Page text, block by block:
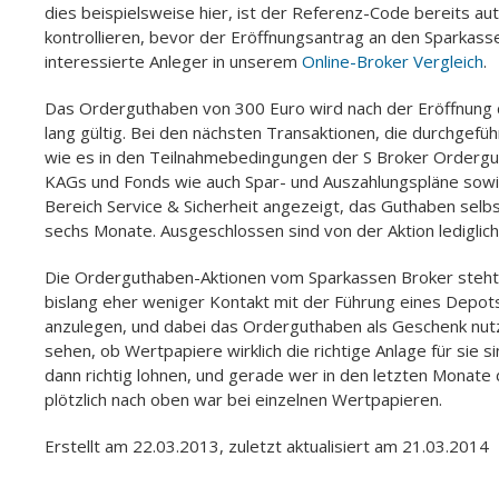
dies beispielsweise hier, ist der Referenz-Code bereits
kontrollieren, bevor der Eröffnungsantrag an den
interessierte Anleger in unserem Online-Broker Vergleich.
Das Orderguthaben von 300 Euro wird nach der
lang gültig. Bei den nächsten Transaktionen, die
wie es in den Teilnahmebedingungen der S Broker
KAGs und Fonds wie auch Spar- und Auszahlungspläne
Bereich Service & Sicherheit angezeigt, das Guthaben
sechs Monate. Ausgeschlossen sind von der Aktion
Die Orderguthaben-Aktionen vom Sparkassen Broker
bislang eher weniger Kontakt mit der Führung eines
anzulegen, und dabei das Orderguthaben als Geschenk
sehen, ob Wertpapiere wirklich die richtige Anlage für sie
dann richtig lohnen, und gerade wer in den letzten
plötzlich nach oben war bei einzelnen Wertpapieren.
Erstellt am 22.03.2013, zuletzt aktualisiert am 21.03.2014